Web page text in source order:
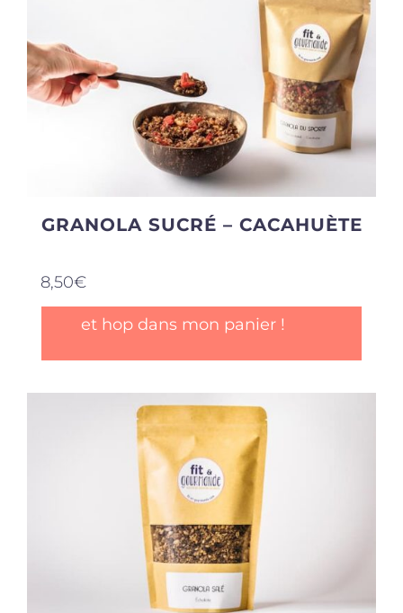
GRANOLA SUCRÉ – CACAHUÈTE
8,50€
et hop dans mon panier !